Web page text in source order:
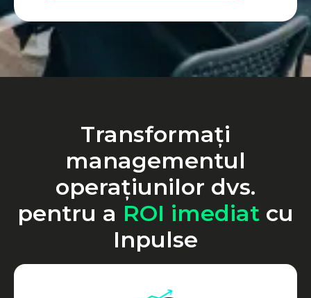
Transformați
managementul
operațiunilor dvs.
pentru a ROI imediat cu
Inpulse